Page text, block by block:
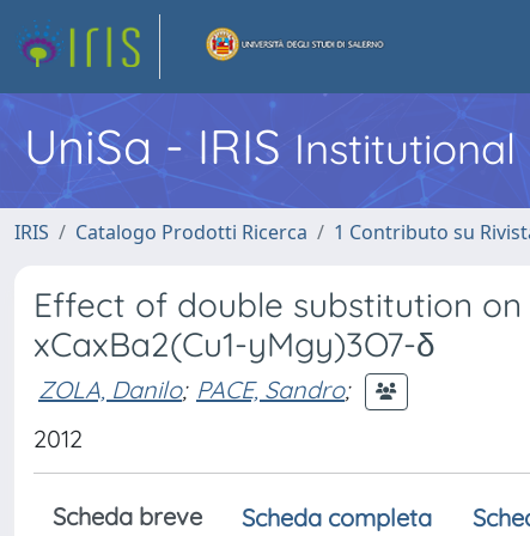
UniSa - IRIS
IRIS Catalogo Prodotti Ricerca 1 Contributo su
Effect of double substitution
xCaxBa2(Cu1-yMgy)3O7-δ
ZOLA, Danilo; PACE, Sandro;
2012
Scheda breve Scheda completa